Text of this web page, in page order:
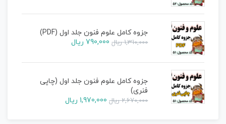
جزوه کامل علوم فنون جلد اول (PDF)
1,310,000 ریال 790,000 ریال
جزوه کامل علوم فنون جلد اول (چاپی
فنری)
2,670,000 ریال 1,970,000 ریال